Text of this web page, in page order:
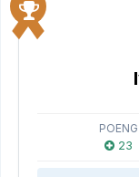
POENG
23